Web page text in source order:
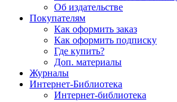
Об издательстве
Покупателям
Как оформить заказ
Как оформить подписку
Где купить?
Доп. материалы
Журналы
Интернет-Библиотека
Интернет-библиотека